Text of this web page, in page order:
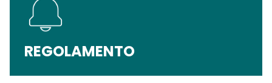
REGOLAMENTO